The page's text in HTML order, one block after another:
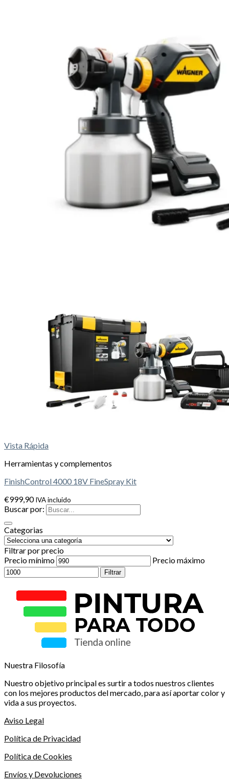
Vista Rápida
Herramientas y complementos
FinishControl 4000 18V FineSpray Kit
€999,90 IVA incluido
Buscar por:
Categorias
Filtrar por precio
Precio mínimo
Precio máximo
Filtrar
Nuestra Filosofía
Nuestro objetivo principal es surtir a todos nuestros clientes
con los mejores productos del mercado, para así aportar color y
vida a sus proyectos.
Aviso Legal
Política de Privacidad
Política de Cookies
Envíos y Devoluciones